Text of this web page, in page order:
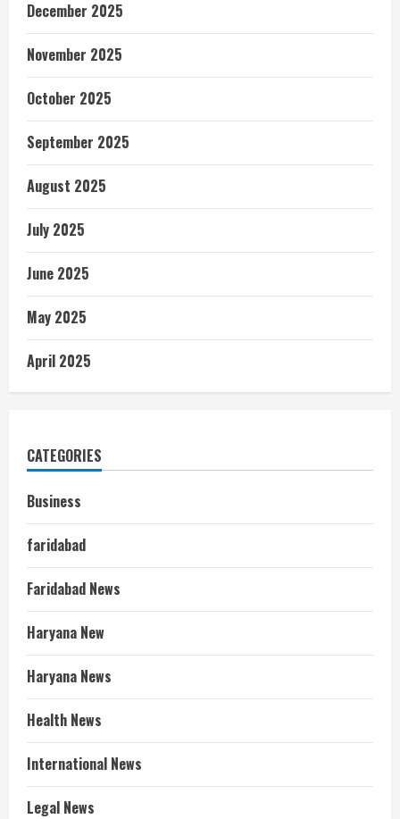
December 2025
November 2025
October 2025
September 2025
August 2025
July 2025
June 2025
May 2025
April 2025
CATEGORIES
Business
faridabad
Faridabad News
Haryana New
Haryana News
Health News
International News
Legal News